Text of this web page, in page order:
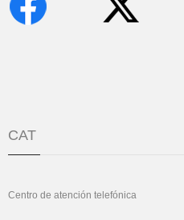
CAT
Centro de atención telefónica